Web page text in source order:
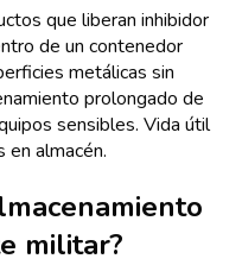
que liberan inhibidor
de un contenedor
metálicas sin
prolongado de
sensibles. Vida útil
almacén.
militar?